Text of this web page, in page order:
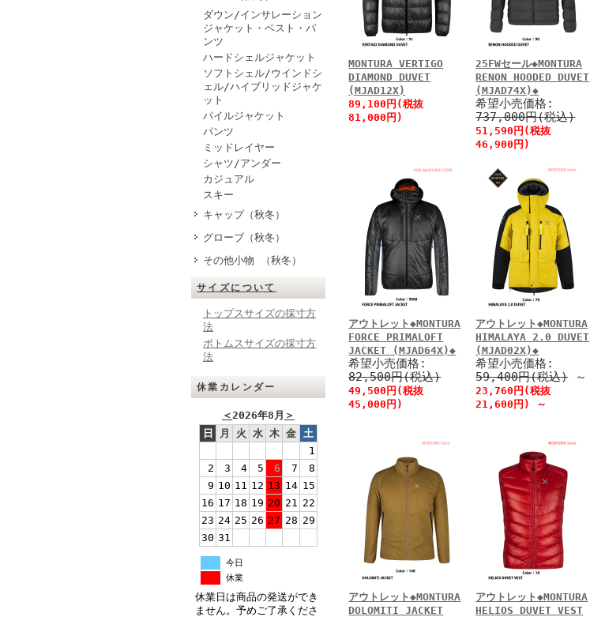
ダウン/インサレーション
ジャケット・ベスト・パ
ンツ
ハードシェルジャケット
ソフトシェル/ウインドシ
ェル/ハイブリッドジャケ
ット
パイルジャケット
パンツ
ミッドレイヤー
シャツ/アンダー
カジュアル
スキー
キャップ（秋冬）
グローブ（秋冬）
その他小物 （秋冬）
サイズについて
トップスサイズの採寸方
法
ボトムスサイズの採寸方
法
休業カレンダー
＜2026年8月 ＞
日
月 火 水 木 金 土
1
2
3 4 5 6 7
8
9 10 11 12 13 14 15
16 17 18 19 20 21 22
23 24 25 26 27 28 29
30 31
今日
休業
休業日は商品の発送ができ
ません。予めご了承くださ
MONTURA VERTIGO
DIAMOND DUVET
(MJAD12X)
89,100円(税抜
81,000円)
25FWセール◆MONTURA
RENON HOODED DUVET
(MJAD74X)◆
希望小売価格:
737,000円(税込)
51,590円(税抜
46,900円)
アウトレット◆MONTURA
FORCE PRIMALOFT
JACKET (MJAD64X)◆
希望小売価格:
82,500円(税込)
49,500円(税抜
45,000円)
アウトレット◆MONTURA
HIMALAYA 2.0 DUVET
(MJAD02X)◆
希望小売価格:
59,400円(税込)
～
23,760円(税抜
21,600円)
～
アウトレット◆MONTURA
DOLOMITI JACKET
アウトレット◆MONTURA
HELIOS DUVET VEST